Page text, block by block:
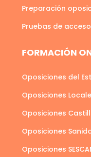
Preparación
Pruebas de acceso
FORMACIÓN
Oposiciones del
Oposiciones
Oposiciones
Oposiciones
Oposiciones